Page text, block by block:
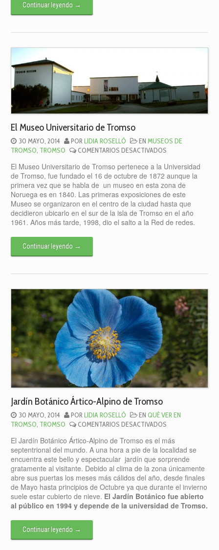
Continuar leyendo →
El Museo Universitario de Tromso
30 MAYO, 2014 PORLIDIA ROSELLÓ ENMUSEOS DE
TROMSO, TROMSO COMENTARIOS DESACTIVADOS
MUSEO
UNIVERSITARIO
DE
TROMSO
El Museo Universitario de Tromso pertenece a la Universidad
de Tromso, fue fundado el 16 de octubre de 1872 aunque la
primera vez que se habla de un museo en esta zona de
Noruega es en 1840. Las primeras exposiciones de este
Museo se organizaron en el centro de la ciudad hasta que
decidieron ubicarlo en el sur de la isla de Tromso en el año
1961. Años más tarde, 1998, dio el salto a la Red de redes.
Continuar leyendo →
Jardín Botánico Ártico-Alpino de Tromso
30 MAYO, 2014 PORLIDIA ROSELLÓ ENQUÉ VER EN
TROMSO, TROMSO COMENTARIOS DESACTIVADOS
BOTÁNICO
ÁRTICO-
ALPINO
DE
TROMSO
El Jardín Botánico Ártico-Alpino de Tromso es el más
septentrional del mundo. A una hora a pie de la localidad se
encuentra este bello y espectacular jardín que sorprende
gratamente al visitante. Debido al clima de la zona únicamente
abre sus puertas los meses más cálidos del año, desde finales
de Mayo hasta principios de Octubre ya que durante el invierno
suele estar cubierto de nieve. El Jardín Botánico fue abierto
al público en 1994 y depende de la universidad de Tromso.
Continuar leyendo →